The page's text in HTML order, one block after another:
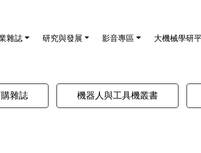
雜誌 研究與發展 影音專區 大機械學研
雜誌 機器人與工具機叢書